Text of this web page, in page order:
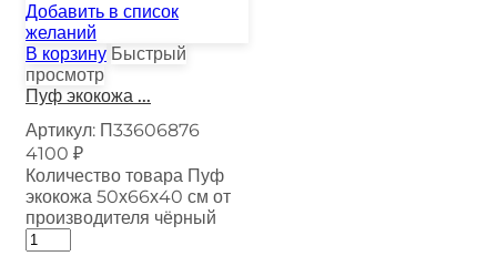
Добавить в список
желаний
В корзину Быстрый
просмотр
Пуф экокожа ...
Артикул: П33606876
4100 ₽
Количество товара Пуф
экокожа 50х66х40 см от
производителя чёрный